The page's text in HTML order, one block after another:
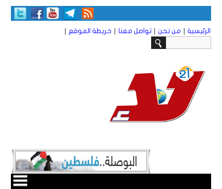
الرئيسية | من نحن | تواصل معنا | خريطة الموقع |